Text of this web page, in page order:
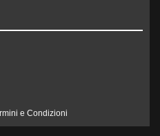
e Condizioni